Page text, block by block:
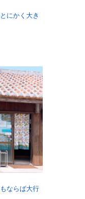
にかく大き
ならば大行